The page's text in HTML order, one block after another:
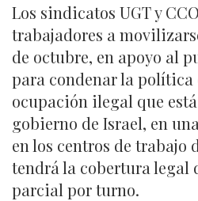
Los sindicatos UGT y
trabajadores a
de octubre, en apoyo al
para condenar la política
ocupación ilegal que
gobierno de Israel, en
en los centros de trabajo
tendrá la cobertura legal
parcial por turno.